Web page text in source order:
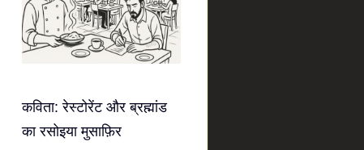
कविता: रेस्टोरेंट और ब्रह्मांड
का रसोइया मुसाफ़िर